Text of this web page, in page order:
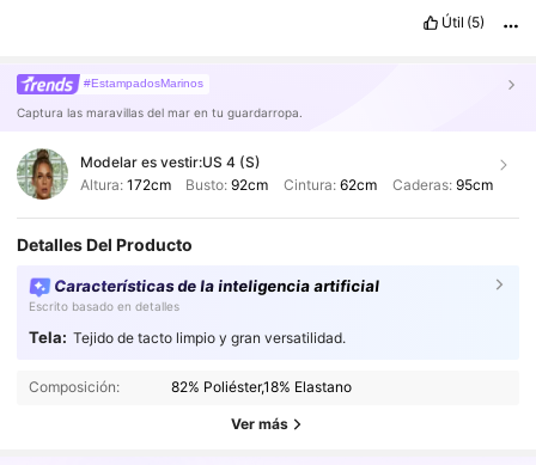
Útil (5)
#EstampadosMarinos
Captura las maravillas del mar en tu guardarropa.
Modelar es vestir:US 4 (S)
Altura: 172cm Busto:92cm Cintura: 62cm Caderas: 95cm
Detalles Del Producto
Características de la inteligencia artificial
Escrito basado en detalles
Tela: Tejido de tacto limpio y gran versatilidad.
Composición: 82% Poliéster,18% Elastano
Ver más
4,89 315K Seguidores
315K Seguidores